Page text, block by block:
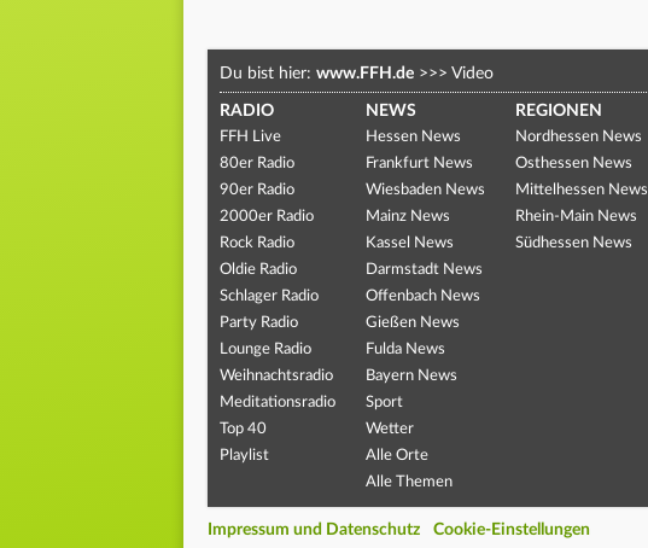
Du bist hier: www.FFH.de >>> Video
RADIO
FFH Live
80er Radio
90er Radio
2000er Radio
Rock Radio
Oldie Radio
Schlager Radio
Party Radio
Lounge Radio
Weihnachtsradio
Meditationsradio
Top 40
Playlist
NEWS
Hessen News
Frankfurt News
Wiesbaden News
Mainz News
Kassel News
Darmstadt News
Offenbach News
Gießen News
Fulda News
Bayern News
Sport
Wetter
Alle Orte
Alle Themen
REGIONEN
Nordhessen News
Osthessen News
Mittelhessen News
Rhein-Main News
Südhessen News
Impressum und Datenschutz Cookie-Einstellungen